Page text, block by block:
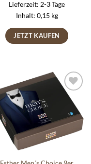
Lieferzeit: 2-3 Tage
Inhalt: 0,15 kg
JETZT KAUFEN
Auf die
Wunschliste